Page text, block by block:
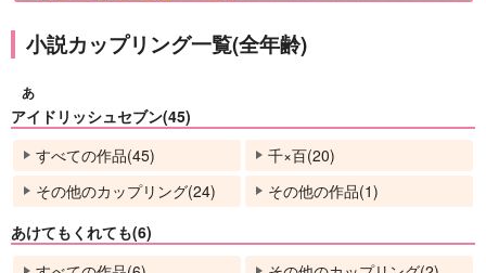
サンプル サンプル
No.9 No.9
小説カップリング一覧(全年齢)
あ
アイドリッシュセブン(45)
すべての作品(45)
千×百(20)
その他のカップリング(24)
その他の作品(1)
あけてもくれても(6)